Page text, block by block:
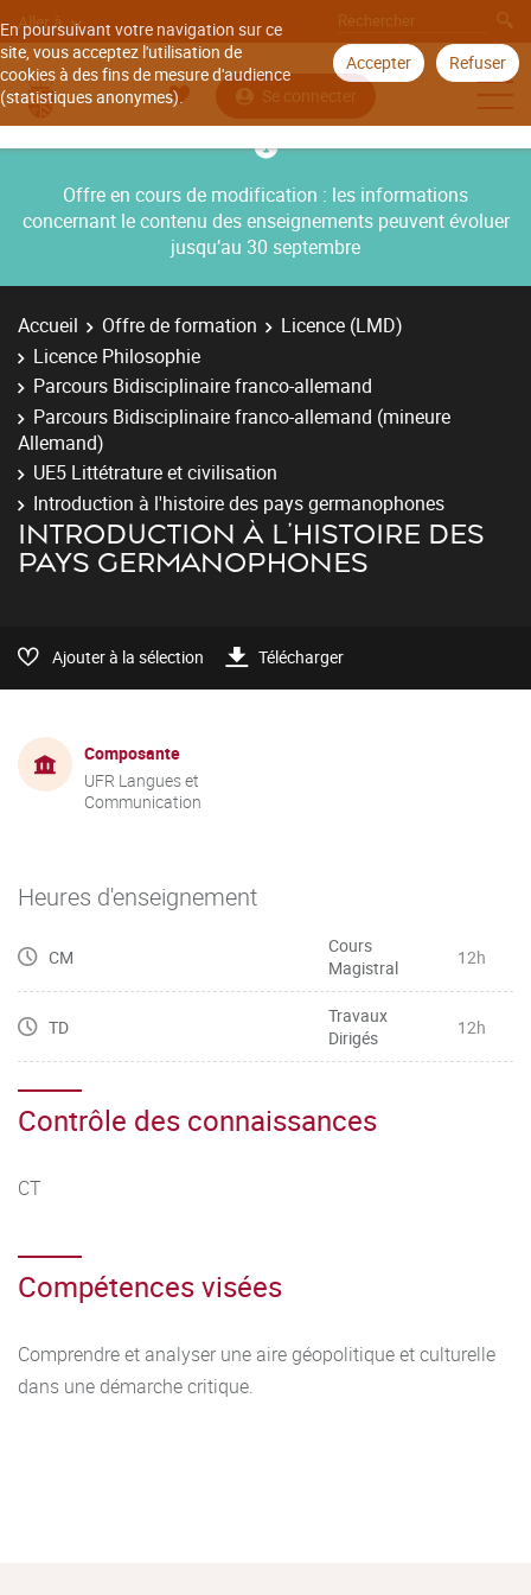
En poursuivant votre navigation sur ce
site, vous acceptez l'utilisation de
cookies à des fins de mesure d'audience
(statistiques anonymes).
Accepter Refuser
Aller à
Se connecter
Offre en cours de modification : les informations
concernant le contenu des enseignements peuvent évoluer
jusqu’au 30 septembre
Accueil Offre de formation
Licence (LMD)
Licence Philosophie
Parcours Bidisciplinaire franco-allemand
Parcours Bidisciplinaire franco-allemand (mineure
Allemand)
UE5 Littétrature et civilisation
Introduction à l'histoire des pays germanophones
INTRODUCTION À L'HISTOIRE DES
PAYS GERMANOPHONES
Ajouter à la sélection Télécharger
Composante
UFR Langues et
Communication
Heures d'enseignement
CM
Cours
Magistral
12h
TD
Travaux
Dirigés
12h
Contrôle des connaissances
CT
Compétences visées
Comprendre et analyser une aire géopolitique et culturelle
dans une démarche critique.